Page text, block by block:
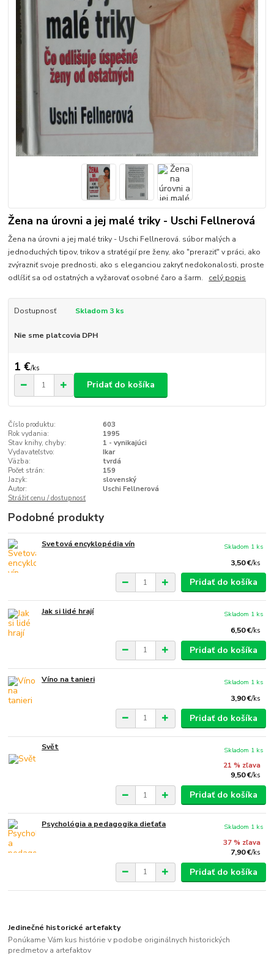
Žena na úrovni a jej malé triky - Uschi Fellnerová
Žena na úrovni a jej malé triky - Uschi Fellnerová. súbor malých a
jednoduchých tipov, trikov a stratégií pre ženy, ako "preraziť" v práci, ako
zvýrazniť svoje prednosti, ako s eleganciou zakryť nedokonalosti, proste
odlíšiť sa od ostatných a vyžarovať osobné čaro a šarm. celý popis
Dostupnosť Skladom 3 ks
Nie sme platcovia DPH
1 €/ks
Pridať do košíka
Číslo produktu:
603
Rok vydania:
1995
Stav knihy, chyby:
1 - vynikajúci
Vydavateľstvo:
Ikar
Väzba:
tvrdá
Počet strán:
159
Jazyk:
slovenský
Autor:
Uschi Fellnerová
Strážiť cenu / dostupnosť
Podobné produkty
Svetová encyklopédia vín
3,50 €/ks
Skladom 1 ks
Pridať do košíka
Jak si lidé hrají
6,50 €/ks
Skladom 1 ks
Pridať do košíka
Víno na tanieri
3,90 €/ks
Skladom 1 ks
Pridať do košíka
Svět
21 % zľava
9,50 €/ks
Skladom 1 ks
Pridať do košíka
Psychológia a pedagogika dieťaťa
37 % zľava
7,90 €/ks
Skladom 1 ks
Pridať do košíka
Jedinečné historické artefakty
Ponúkame Vám kus histórie v podobe originálnych historických
predmetov a artefaktov